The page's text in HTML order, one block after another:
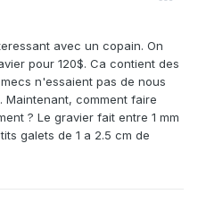
avec un copain. On
pour 120$. Ca contient des
n'essaient pas de nous
comment faire
? Le gravier fait entre 1 mm
galets de 1 a 2.5 cm de